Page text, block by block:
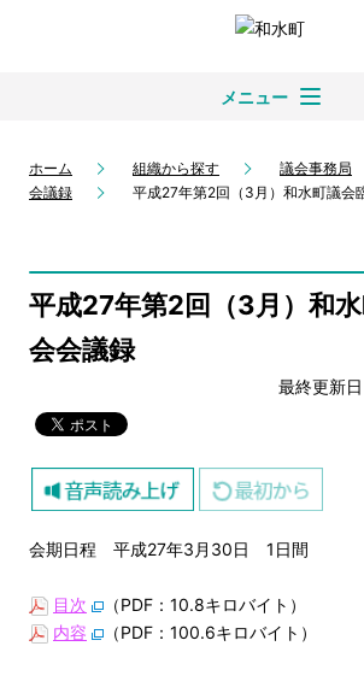
メニュー
ホーム 組織から探す
議会事務局
会議録
平成27年第2回（3月）和水町議会
平成27年第2回（3月）和
会会議録
最終更新
会期日程 平成27年3月30日 1日間
目次
（PDF：10.8キロバイト）
内容
（PDF：100.6キロバイト）